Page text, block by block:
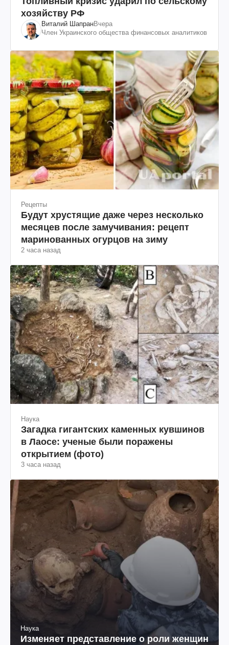
хозяйству РФ
Виталий ШапранВчера
Член Украинского общества финансовых аналитиков
Рецепты
Будут хрустящие даже через несколько
месяцев после замучивания: рецепт
маринованных огурцов на зиму
2 часа назад
Наука
Загадка гигантских каменных кувшинов
в Лаосе: ученые были поражены
открытием (фото)
3 часа назад
Наука
Изменяет представление о роли женщин